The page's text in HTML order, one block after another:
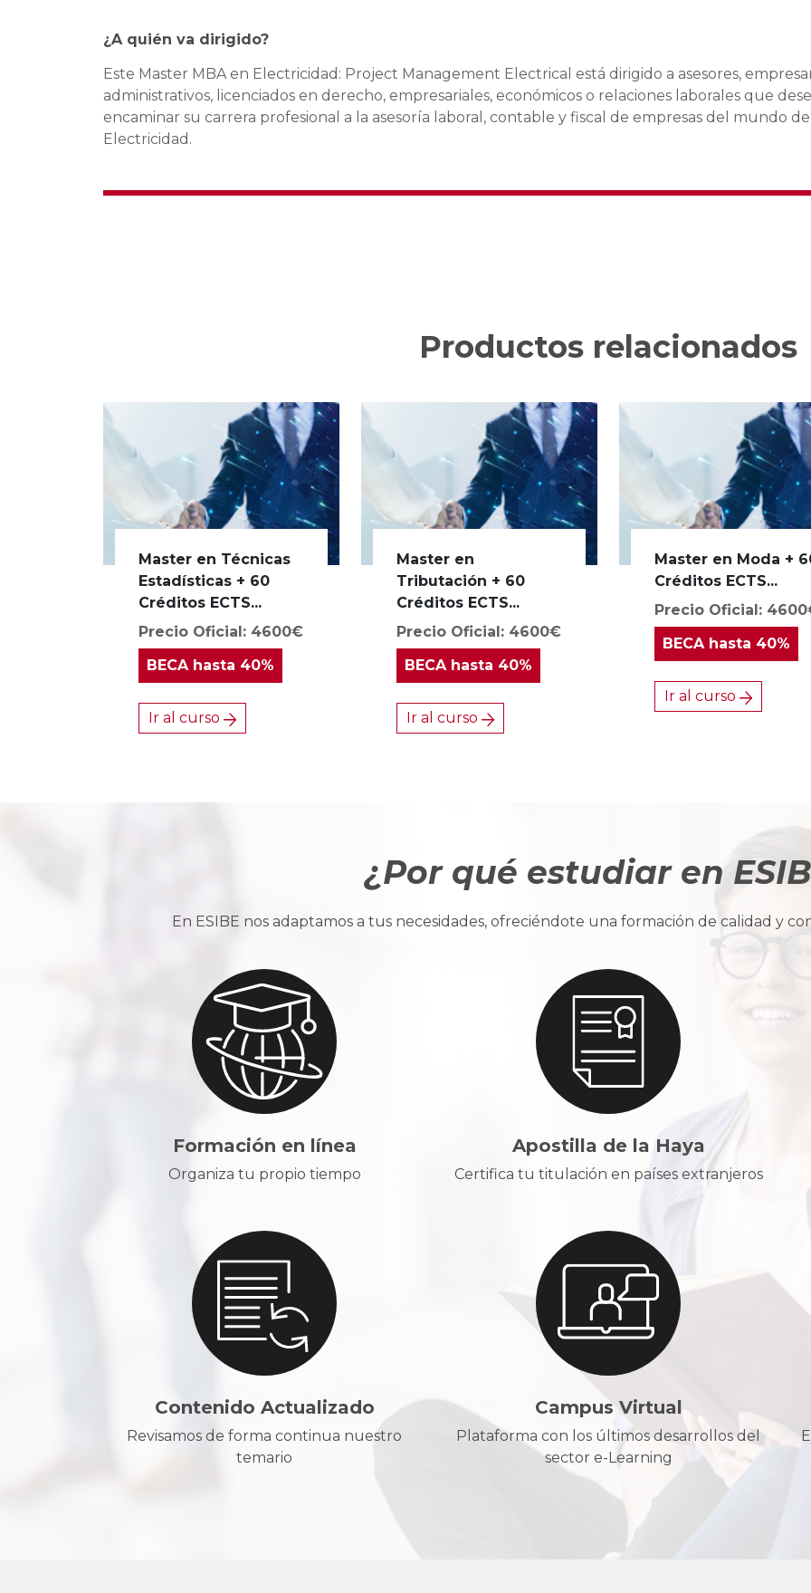
¿A quién va dirigido?
Este Master MBA en Electricidad: Project Management Electrical está dirigido a asesores,
administrativos, licenciados en derecho, empresariales, económicos o relaciones laborales que
encaminar su carrera profesional a la asesoría laboral, contable y fiscal de empresas del mundo
Electricidad.
Productos relacionados
Master en Técnicas
Estadísticas + 60
Créditos ECTS...
Precio Oficial: 4600€
BECAhasta 40%
Ir al curso
Master en
Tributación + 60
Créditos ECTS...
Precio Oficial: 4600€
BECAhasta 40%
Ir al curso
Master en Moda +
Créditos ECTS...
Precio Oficial:
BECAhasta 40%
Ir al curso
¿Por qué estudiar en
En ESIBE nos adaptamos a tus necesidades, ofreciéndote una formación de calidad y
Formación en línea
Organiza tu propio tiempo
Apostilla de la Haya
Certifica tu titulación en países extranjeros
Contenido Actualizado
Revisamos de forma continua nuestro
temario
Campus Virtual
Plataforma con los últimos desarrollos del
sector e-Learning